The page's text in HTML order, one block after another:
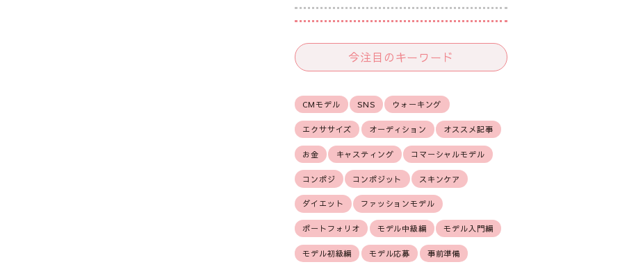
今注目のキーワード
CMモデル SNS ウォーキング
エクササイズ オーディション オススメ記事
お金 キャスティング コマーシャルモデル
コンポジ コンポジット スキンケア
ダイエット ファッションモデル
ポートフォリオ モデル中級編 モデル入門編
モデル初級編 モデル応募 事前準備